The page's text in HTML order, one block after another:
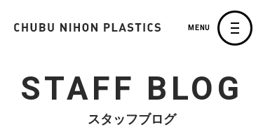
MENU
STAFF BLOG
スタッフブログ